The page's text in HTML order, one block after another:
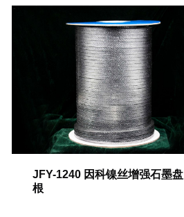
JFY-1240 因科镍丝增强石墨盘
根